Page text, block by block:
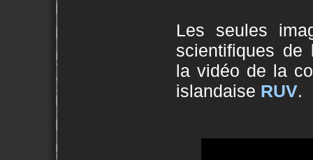
Les seules
scientifiques de
la vidéo de la
islandaise RUV.